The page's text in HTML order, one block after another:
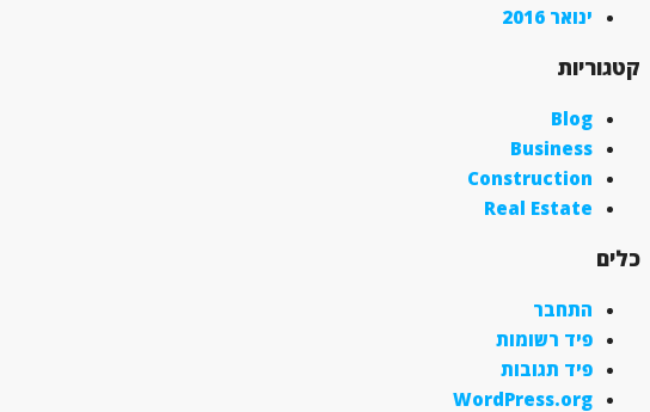
ינואר 2016
קטגוריות
Blog
Business
Construction
Real Estate
כלים
התחבר
פיד רשומות
פיד תגובות
WordPress.org